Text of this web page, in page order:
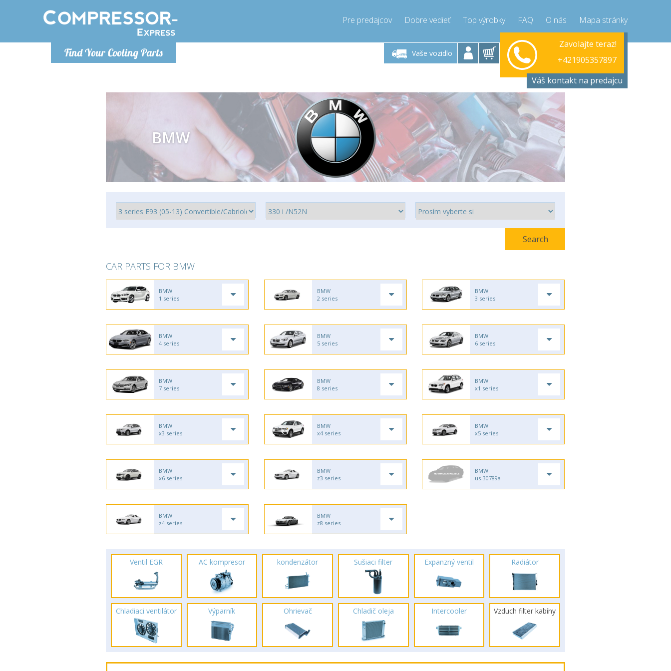
Find Your Cooling Parts
Pre predajcov Dobre vedieť Top výrobky FAQ O nás Mapa stránky
Vaše vozidlo
Pondelok-Piatok 9-17h
+421905357897
info@compressor-express.sk
Zavolajte teraz!
Pondelok-Piatok 9-17h
+421905357897
info@compressor-express.sk
Zavolajte teraz!
+421905357897
+421905357897
Váš kontakt na predajcu
BMW
CAR PARTS FOR BMW
BMW
1 series
BMW
2 series
BMW
3 series
BMW
4 series
BMW
5 series
BMW
6 series
BMW
7 series
BMW
8 series
BMW
x1 series
BMW
x3 series
BMW
x4 series
BMW
x5 series
BMW
x6 series
BMW
z3 series
BMW
us-30789a
BMW
z4 series
BMW
z8 series
Ventil EGR AC kompresor kondenzátor Sušiaci filter Expanzný ventil Radiátor
Chladiaci ventilátor Výparník Ohrievač Chladič oleja Intercooler Vzduch filter kabíny